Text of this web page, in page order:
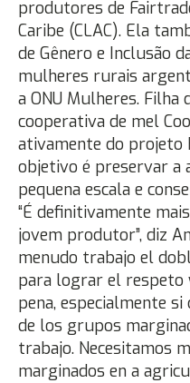
produtores de
Caribe (CLAC). Ela
de Gênero e Inclusão
mulheres rurais
a ONU Mulheres.
cooperativa de mel
ativamente do projeto
objetivo é preservar a
pequena escala e
“É definitivamente
jovem produtor”, diz
menudo trabajo el
para lograr el respeto
pena, especialmente
de los grupos
trabajo. Necesitamos
marginados en a